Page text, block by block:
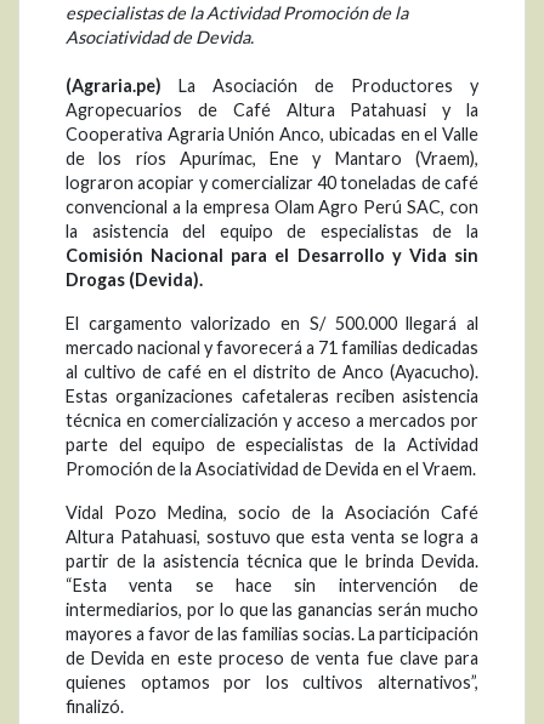
especialistas de la Actividad Promoción de la
Asociatividad de Devida.
(Agraria.pe) La Asociación de Productores y
Agropecuarios de Café Altura Patahuasi y la
Cooperativa Agraria Unión Anco, ubicadas en el Valle
de los ríos Apurímac, Ene y Mantaro (Vraem),
lograron acopiar y comercializar 40 toneladas de café
convencional a la empresa Olam Agro Perú SAC, con
la asistencia del equipo de especialistas de la
Comisión Nacional para el Desarrollo y Vida sin
Drogas (Devida).
El cargamento valorizado en S/ 500.000 llegará al
mercado nacional y favorecerá a 71 familias dedicadas
al cultivo de café en el distrito de Anco (Ayacucho).
Estas organizaciones cafetaleras reciben asistencia
técnica en comercialización y acceso a mercados por
parte del equipo de especialistas de la Actividad
Promoción de la Asociatividad de Devida en el Vraem.
Vidal Pozo Medina, socio de la Asociación Café
Altura Patahuasi, sostuvo que esta venta se logra a
partir de la asistencia técnica que le brinda Devida.
“Esta venta se hace sin intervención de
intermediarios, por lo que las ganancias serán mucho
mayores a favor de las familias socias. La participación
de Devida en este proceso de venta fue clave para
quienes optamos por los cultivos alternativos”,
finalizó.